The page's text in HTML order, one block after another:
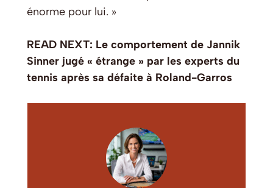
énorme pour lui. »
READ NEXT: Le comportement de Jannik
Sinner jugé « étrange » par les experts du
tennis après sa défaite à Roland-Garros